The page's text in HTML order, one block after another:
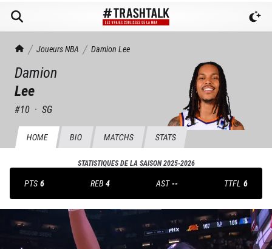
TrashTalk Actu NBA
Joueurs NBA Damion Lee
Damion
Lee
#10 · SG
HOME BIO MATCHS STATS
STATISTIQUES DE LA SAISON2025-2026
PTS 6 REB 4 AST -- TTFL 6